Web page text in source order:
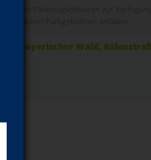
stehen Parkmöglichkeiten zur
üblichen Parkgebühren anfallen.
Bayerischer Wald,